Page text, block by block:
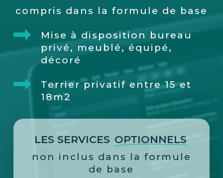
compris dans la formule de base
Mise à disposition bureau
privé, meublé, équipé,
décoré
Terrier privatif entre 15 et
18m2
LES SERVICES OPTIONNELS
non inclus dans la formule
de base